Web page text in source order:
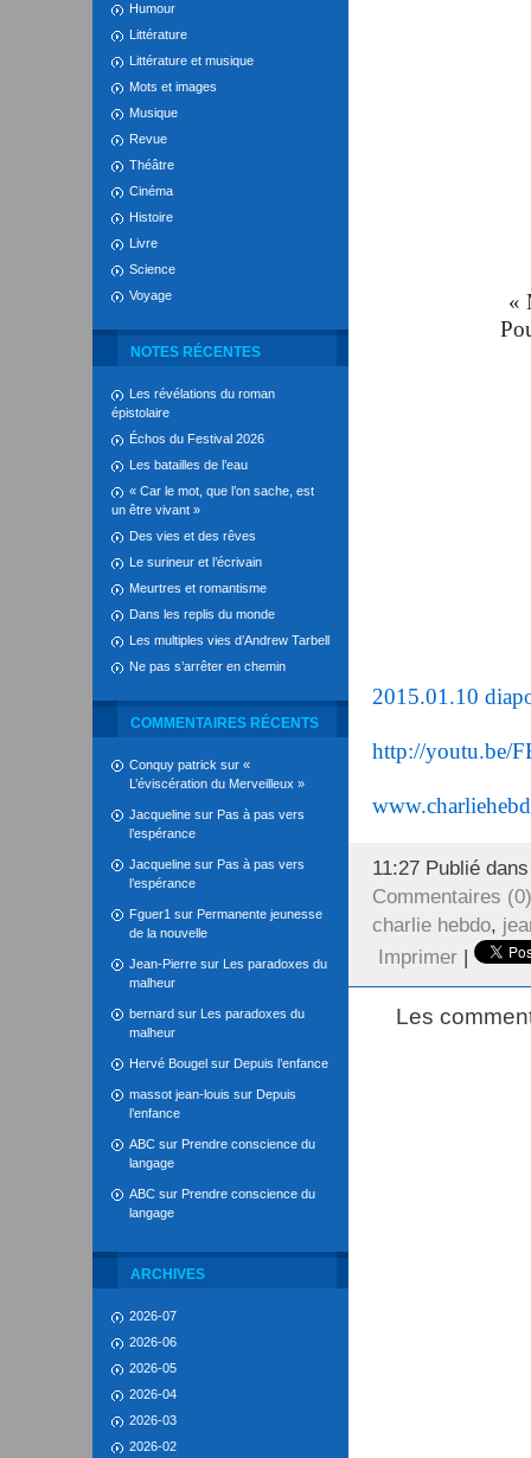
Humour
Littérature
Littérature et musique
Mots et images
Musique
Revue
Théâtre
Cinéma
Histoire
Livre
Science
Voyage
NOTES RÉCENTES
Les révélations du roman
épistolaire
Échos du Festival 2026
Les batailles de l’eau
« Car le mot, que l’on sache, est
un être vivant »
Des vies et des rêves
Le surineur et l’écrivain
Meurtres et romantisme
Dans les replis du monde
Les multiples vies d’Andrew Tarbell
Ne pas s’arrêter en chemin
COMMENTAIRES RÉCENTS
Conquy patrick sur «
L’éviscération du Merveilleux »
Jacqueline sur Pas à pas vers
l’espérance
Jacqueline sur Pas à pas vers
l’espérance
Fguer1 sur Permanente jeunesse
de la nouvelle
Jean-Pierre sur Les paradoxes du
malheur
bernard sur Les paradoxes du
malheur
Hervé Bougel sur Depuis l’enfance
massot jean-louis sur Depuis
l’enfance
ABC sur Prendre conscience du
langage
ABC sur Prendre conscience du
langage
ARCHIVES
2026-07
2026-06
2026-05
2026-04
2026-03
2026-02
«
2015.01.10
http://youtu.be/
11:27 Publié
Commentaires (0)
charlie hebdo,
Imprimer |
Les